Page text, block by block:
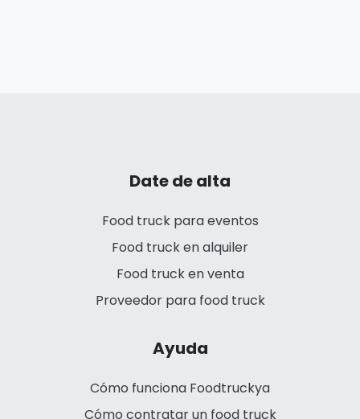
Date de alta
Food truck para eventos
Food truck en alquiler
Food truck en venta
Proveedor para food truck
Ayuda
Cómo funciona Foodtruckya
Cómo contratar un food truck